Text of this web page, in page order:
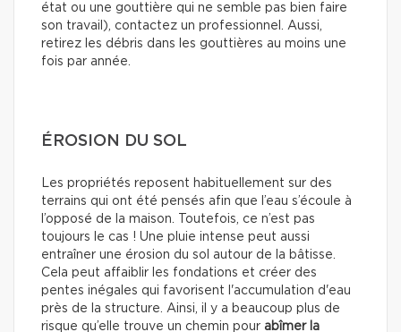
état ou une gouttière qui ne semble pas bien faire
son travail), contactez un professionnel. Aussi,
retirez les débris dans les gouttières au moins une
fois par année.
ÉROSION DU SOL
Les propriétés reposent habituellement sur des
terrains qui ont été pensés afin que l’eau s’écoule à
l’opposé de la maison. Toutefois, ce n’est pas
toujours le cas ! Une pluie intense peut aussi
entraîner une érosion du sol autour de la bâtisse.
Cela peut affaiblir les fondations et créer des
pentes inégales qui favorisent l'accumulation d'eau
près de la structure. Ainsi, il y a beaucoup plus de
risque qu’elle trouve un chemin pour abîmer la